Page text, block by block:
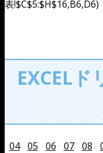
表
EXCEL
04 05 06 07 08